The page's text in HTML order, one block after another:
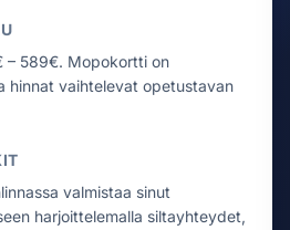
– 589€. Mopokortti on
hinnat vaihtelevat opetustavan
valmistaa sinut
harjoittelemalla siltayhteydet,